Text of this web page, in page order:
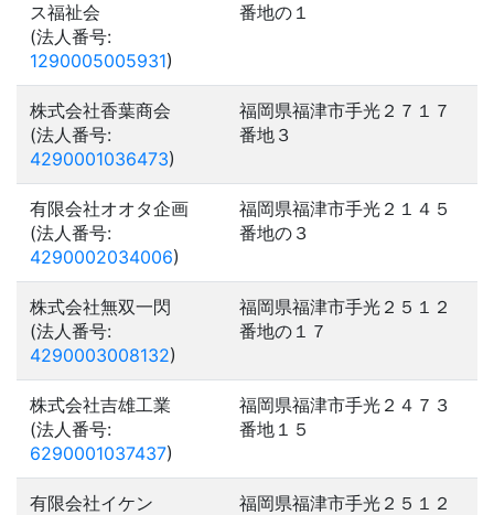
ス福祉会
(法人番号:
1290005005931)
番地の１
株式会社香葉商会
(法人番号:
4290001036473)
福岡県福津市手光２７１７
番地３
有限会社オオタ企画
(法人番号:
4290002034006)
福岡県福津市手光２１４５
番地の３
株式会社無双一閃
(法人番号:
4290003008132)
福岡県福津市手光２５１２
番地の１７
株式会社吉雄工業
(法人番号:
6290001037437)
福岡県福津市手光２４７３
番地１５
有限会社イケン
福岡県福津市手光２５１２